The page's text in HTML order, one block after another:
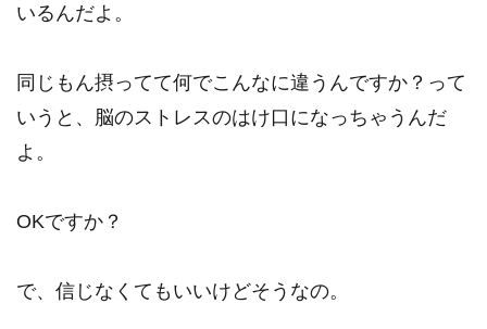
いるんだよ。
同じもん摂ってて何でこんなに違うんですか？って
いうと、脳のストレスのはけ口になっちゃうんだ
よ。
OKですか？
で、信じなくてもいいけどそうなの。